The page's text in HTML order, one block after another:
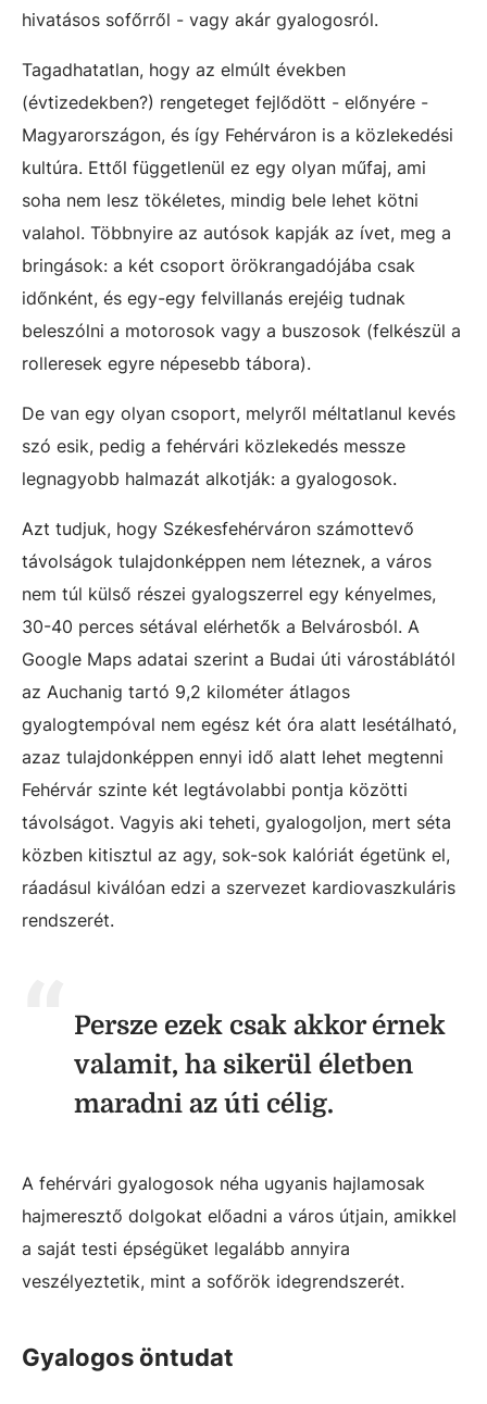
hivatásos sofőrről - vagy akár gyalogosról.
Tagadhatatlan, hogy az elmúlt években
(évtizedekben?) rengeteget fejlődött - előnyére -
Magyarországon, és így Fehérváron is a közlekedési
kultúra. Ettől függetlenül ez egy olyan műfaj, ami
soha nem lesz tökéletes, mindig bele lehet kötni
valahol. Többnyire az autósok kapják az ívet, meg a
bringások: a két csoport örökrangadójába csak
időnként, és egy-egy felvillanás erejéig tudnak
beleszólni a motorosok vagy a buszosok (felkészül a
rolleresek egyre népesebb tábora).
De van egy olyan csoport, melyről méltatlanul kevés
szó esik, pedig a fehérvári közlekedés messze
legnagyobb halmazát alkotják: a gyalogosok.
Azt tudjuk, hogy Székesfehérváron számottevő
távolságok tulajdonképpen nem léteznek, a város
nem túl külső részei gyalogszerrel egy kényelmes,
30-40 perces sétával elérhetők a Belvárosból. A
Google Maps adatai szerint a Budai úti várostáblától
az Auchanig tartó 9,2 kilométer átlagos
gyalogtempóval nem egész két óra alatt lesétálható,
azaz tulajdonképpen ennyi idő alatt lehet megtenni
Fehérvár szinte két legtávolabbi pontja közötti
távolságot. Vagyis aki teheti, gyalogoljon, mert séta
közben kitisztul az agy, sok-sok kalóriát égetünk el,
ráadásul kiválóan edzi a szervezet kardiovaszkuláris
rendszerét.
Persze ezek csak akkor érnek
valamit, ha sikerül életben
maradni az úti célig.
A fehérvári gyalogosok néha ugyanis hajlamosak
hajmeresztő dolgokat előadni a város útjain, amikkel
a saját testi épségüket legalább annyira
veszélyeztetik, mint a sofőrök idegrendszerét.
Gyalogos öntudat